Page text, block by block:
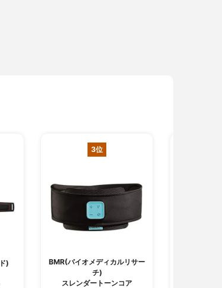
)
3位
BMR(バイオメディカルリサー
チ)
スレンダートーンコア